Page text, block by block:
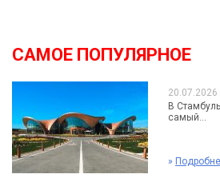
САМОЕ ПОПУЛЯРНОЕ
20.07.2026
В
самый...
»